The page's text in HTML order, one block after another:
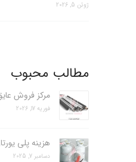
ژوئن 5, 2026
مطالب محبوب
مرکز فروش
فوریه 17, 2026
هزینه پلی
دسامبر 7, 2025